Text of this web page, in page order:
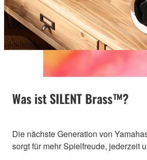
Was ist SILENT Brass™?
Die nächste Generation von
sorgt für mehr Spielfreude, jederzeit